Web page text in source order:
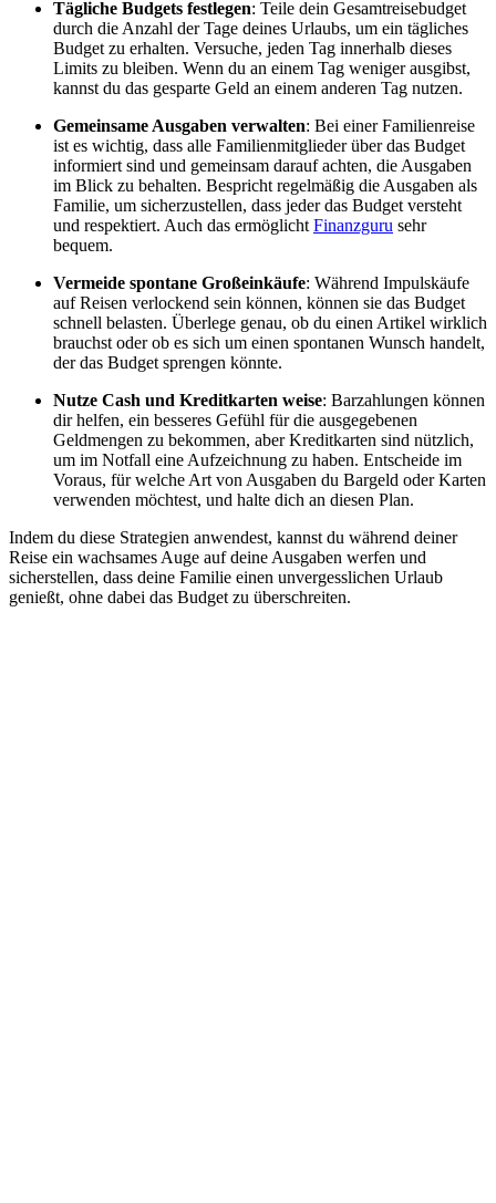
Tägliche Budgets festlegen: Teile dein Gesamtreisebudget
durch die Anzahl der Tage deines Urlaubs, um ein tägliches
Budget zu erhalten. Versuche, jeden Tag innerhalb dieses
Limits zu bleiben. Wenn du an einem Tag weniger ausgibst,
kannst du das gesparte Geld an einem anderen Tag nutzen.
Gemeinsame Ausgaben verwalten: Bei einer Familienreise
ist es wichtig, dass alle Familienmitglieder über das Budget
informiert sind und gemeinsam darauf achten, die Ausgaben
im Blick zu behalten. Bespricht regelmäßig die Ausgaben als
Familie, um sicherzustellen, dass jeder das Budget versteht
und respektiert. Auch das ermöglicht Finanzguru sehr
bequem.
Vermeide spontane Großeinkäufe: Während Impulskäufe
auf Reisen verlockend sein können, können sie das Budget
schnell belasten. Überlege genau, ob du einen Artikel wirklich
brauchst oder ob es sich um einen spontanen Wunsch handelt,
der das Budget sprengen könnte.
Nutze Cash und Kreditkarten weise: Barzahlungen können
dir helfen, ein besseres Gefühl für die ausgegebenen
Geldmengen zu bekommen, aber Kreditkarten sind nützlich,
um im Notfall eine Aufzeichnung zu haben. Entscheide im
Voraus, für welche Art von Ausgaben du Bargeld oder Karten
verwenden möchtest, und halte dich an diesen Plan.
Indem du diese Strategien anwendest, kannst du während deiner
Reise ein wachsames Auge auf deine Ausgaben werfen und
sicherstellen, dass deine Familie einen unvergesslichen Urlaub
genießt, ohne dabei das Budget zu überschreiten.